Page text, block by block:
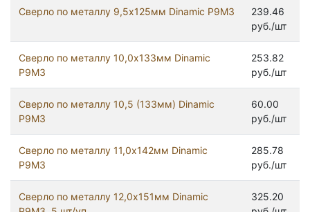
Сверло по металлу 9,5х125мм Dinamic Р9М3
239.46
руб./шт
Сверло по металлу 10,0х133мм Dinamic
Р9М3
253.82
руб./шт
Сверло по металлу 10,5 (133мм) Dinamic
Р9М3
60.00
руб./шт
Сверло по металлу 11,0х142мм Dinamic
Р9М3
285.78
руб./шт
Сверло по металлу 12,0х151мм Dinamic
325.20